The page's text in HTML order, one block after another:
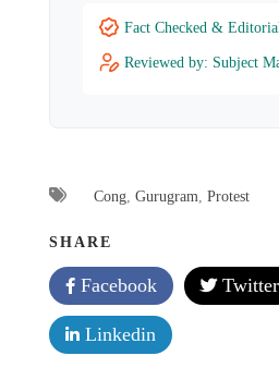
Fact Checked &
Reviewed by: Subject
Cong Gurugram Protest
SHARE
Facebook Twitter
Linkedin